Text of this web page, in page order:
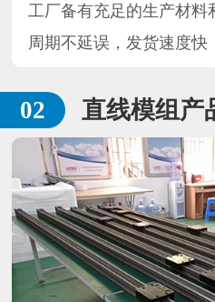
工厂备有充足的生产材料
周期不延误，发货速度快
直线模组产